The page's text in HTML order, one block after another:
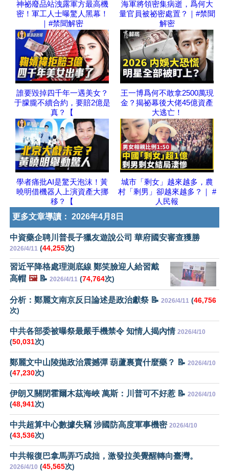
神祕廢品站洩露軍方最高機
密！軍工人士曝驚人黑幕！
｜#禁聞解密
海軍將領密集病逝，爲何大
量官員被祕密處置？｜#禁聞
解密
誰要毀掉四千年一遇美女？
于朦朧不續合約，要賠2億是
真？【
王一博爲何不敢拿2500萬現
金？揭祕幕後大佬45億資產
大逃亡！
學者痛批AI是驚天泡沫！黃
曉明借機器人上演資產大挪
移？【
城市「剩女」越來越多，農
村「剩男」卻越來越多？｜ #
人民報
更多文章導讀： 2026年4月8日
中資藥企聘川普長子獵友遊說公司 華府國安審查獲勝
2026/4/11 (44,255次)
習近平降格處理測底線 鄭笑臉迎人給習戴
高帽 🖼️📝 2026/4/11 (74,764次)
分析：鄭麗文南京反日論述是政治獻祭 📝 2026/4/11 (46,756
次)
中共各部委被曝祭最嚴手機禁令 知情人揭內情 2026/4/10
(50,031次)
鄭麗文中山陵拋政治震撼彈 葫蘆裏賣什麼藥？ 📝 2026/4/10
(47,230次)
伊朗又關閉霍爾木茲海峽 萬斯：川普可不好惹 📝 2026/4/10
(48,941次)
中共超算中心數據失竊 涉國防高度軍事機密 2026/4/10
(43,536次)
中共報復巴拿馬弄巧成拙，激發拉美覺醒轉向臺灣。
2026/4/10 (45,565次)